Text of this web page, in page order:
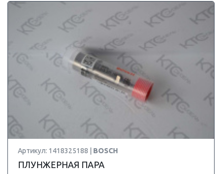
Артикул: 1418325188 | BOSCH
ПЛУНЖЕРНАЯ ПАРА